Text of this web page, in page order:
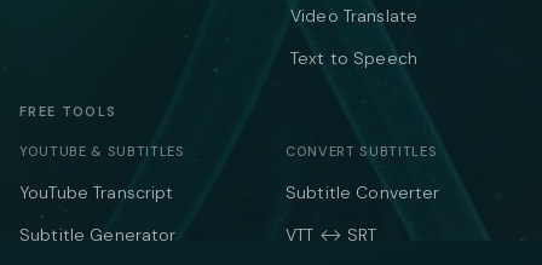
Video Translate
Text to Speech
FREE TOOLS
YOUTUBE & SUBTITLES
YouTube Transcript
Subtitle Generator
CONVERT SUBTITLES
Subtitle Converter
VTT ↔ SRT